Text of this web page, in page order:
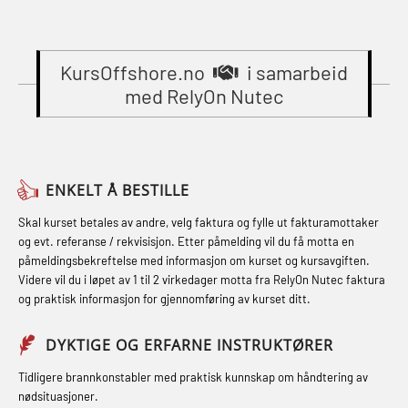
Breathing System (CA-EBS) Initial
Deployment (OBS119)
Compressed Air Emergency
Fallsikring (FAR108)
Førstehjelp – repetisjon (OFA102)
Førstehjelp grunnkurs (OFABLE101)
GOC sertifikat grunnleggende
(GMDSS) (MRC101)
sikkerhetskurs for offiserer
(MBSBLE024)
STCW Oppdatering videregående
(MBSBLE021)
STCW kombi oppdatering offiserer
og med.behandling (MBS134)
STCW Kombi Oppdatering Offiserer
og Medisinsk Behandling med
Webinar (MBS1341)
STCW Oppdatering for offiserer 24 t
(MBS114)
Grunnkurs Industrivern (LSC115)
Grunnkurs Røykdykking Industrivern
inkl. brannslukning (FSC121)
Hjertestarter brukerkurs (OFA107)
Røykdykking industrivern –
repetisjon (LFI105)
Sikkerhetskurs for ansatte på
oppdrettsanlegg (LBS100)
Ulykkesgransking – Webinar (LSP103)
KursOffshore.no
i samarbeid
med RelyOn Nutec
ENKELT Å BESTILLE
Skal kurset betales av andre, velg faktura og fylle ut fakturamottaker
og evt. referanse / rekvisisjon. Etter påmelding vil du få motta en
påmeldingsbekreftelse med informasjon om kurset og kursavgiften.
Videre vil du i løpet av 1 til 2 virkedager motta fra RelyOn Nutec faktura
og praktisk informasjon for gjennomføring av kurset ditt.
DYKTIGE OG ERFARNE INSTRUKTØRER
Tidligere brannkonstabler med praktisk kunnskap om håndtering av
nødsituasjoner.